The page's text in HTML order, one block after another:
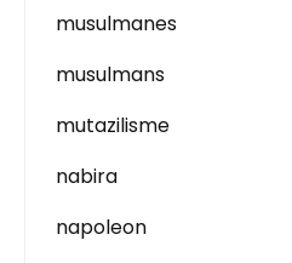
musulmanes
musulmans
mutazilisme
nabira
napoleon